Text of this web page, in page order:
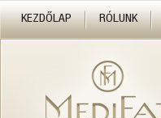
KEZDŐLAP RÓLUNK